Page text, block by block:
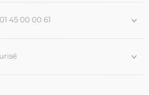
coupe comf...
45 00 00 61